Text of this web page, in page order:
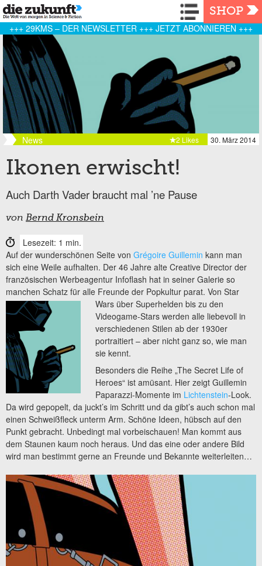
Navigation
SHOP
+++ 29KMS – DER NEWSLETTER +++ JETZT ABONNIEREN +++
News 30. März 2014
2 Likes
Ikonen erwischt!
Auch Darth Vader braucht mal ’ne Pause
von Bernd Kronsbein
Lesezeit: 1 min.
Auf der wunderschönen Seite von Grégoire Guillemin kann man
sich eine Weile aufhalten. Der 46 Jahre alte Creative Director der
französischen Werbeagentur Infoflash hat in seiner Galerie so
manchen Schatz für alle Freunde der Popkultur parat. Von Star
Wars überSuperhelden bis zu den
Videogame-Stars werden alle liebevoll in
verschiedenen Stilen ab der 1930er
portraitiert – aber nicht ganz so, wie man
sie kennt.
Besonders die Reihe „The Secret Life of
Heroes“ ist amüsant. Hier zeigt Guillemin
Paparazzi-Momente im Lichtenstein-Look.
Da wird gepopelt, da juckt’s im Schritt und da gibt’s auch schon mal
einen Schweißfleck unterm Arm. Schöne Ideen, hübsch auf den
Punkt gebracht. Unbedingt mal vorbeischauen! Man kommt aus
dem Staunen kaum noch heraus. Und das eine oder andere Bild
wird man bestimmt gerne an Freunde und Bekannte weiterleiten…